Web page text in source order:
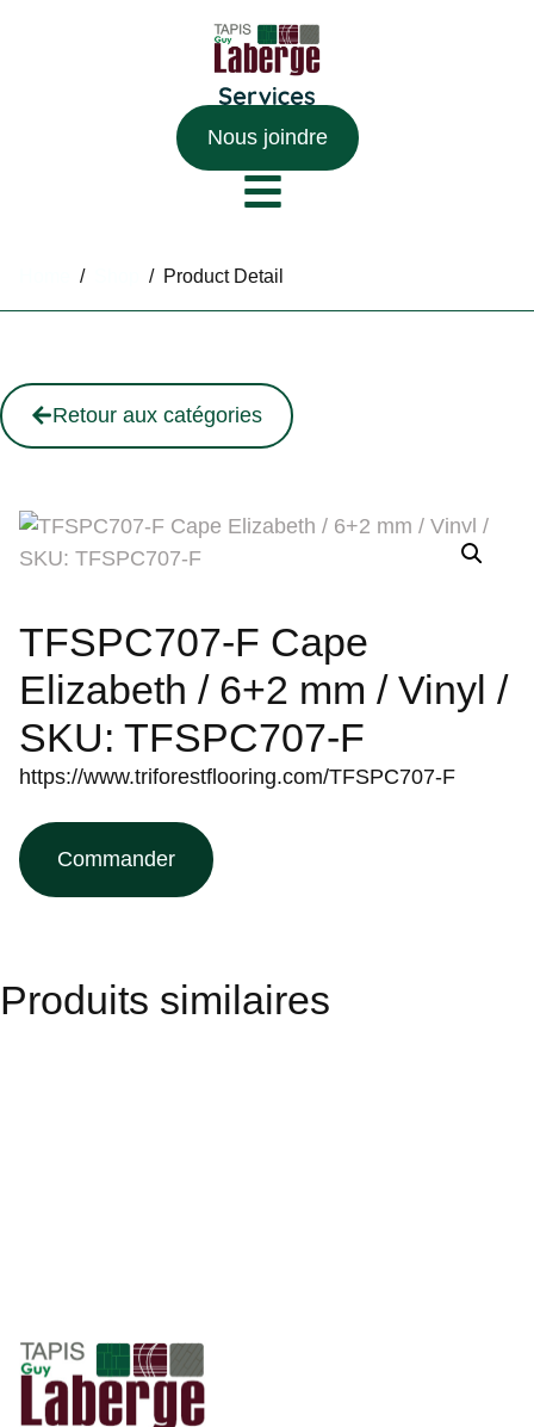
Nous joindre
/ / Product Detail
Retour aux catégories
TFSPC707-F Cape
Elizabeth / 6+2 mm / Vinyl /
SKU: TFSPC707-F
https://www.triforestflooring.com/TFSPC707-F
Commander
Produits similaires